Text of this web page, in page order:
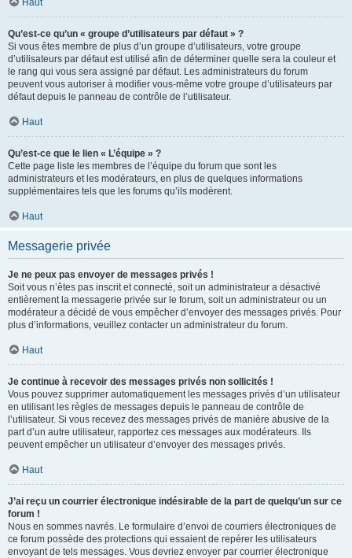
Haut
Qu’est-ce qu’un « groupe d’utilisateurs par défaut » ?
Si vous êtes membre de plus d’un groupe d’utilisateurs, votre groupe
d’utilisateurs par défaut est utilisé afin de déterminer quelle sera la couleur et
le rang qui vous sera assigné par défaut. Les administrateurs du forum
peuvent vous autoriser à modifier vous-même votre groupe d’utilisateurs par
défaut depuis le panneau de contrôle de l’utilisateur.
Haut
Qu’est-ce que le lien « L’équipe » ?
Cette page liste les membres de l’équipe du forum que sont les
administrateurs et les modérateurs, en plus de quelques informations
supplémentaires tels que les forums qu’ils modèrent.
Haut
Messagerie privée
Je ne peux pas envoyer de messages privés !
Soit vous n’êtes pas inscrit et connecté, soit un administrateur a désactivé
entièrement la messagerie privée sur le forum, soit un administrateur ou un
modérateur a décidé de vous empêcher d’envoyer des messages privés. Pour
plus d’informations, veuillez contacter un administrateur du forum.
Haut
Je continue à recevoir des messages privés non sollicités !
Vous pouvez supprimer automatiquement les messages privés d’un utilisateur
en utilisant les règles de messages depuis le panneau de contrôle de
l’utilisateur. Si vous recevez des messages privés de manière abusive de la
part d’un autre utilisateur, rapportez ces messages aux modérateurs. Ils
peuvent empêcher un utilisateur d’envoyer des messages privés.
Haut
J’ai reçu un courrier électronique indésirable de la part de quelqu’un sur ce
forum !
Nous en sommes navrés. Le formulaire d’envoi de courriers électroniques de
ce forum possède des protections qui essaient de repérer les utilisateurs
envoyant de tels messages. Vous devriez envoyer par courrier électronique